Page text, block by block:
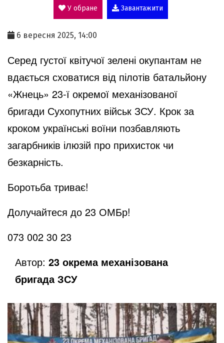
a
y
V
i
У обране Завантажити
6 вересня 2025, 14:00
Серед густої квітучої зелені окупантам не
вдається сховатися від пілотів батальйону
«Жнець» 23-ї окремої механізованої
бригади Сухопутних військ ЗСУ. Крок за
кроком українські воїни позбавляють
загарбників ілюзій про прихисток чи
безкарність.
Боротьба триває!
Долучайтеся до 23 ОМБр!
073 002 30 23
Автор: 23 окрема механізована
бригада ЗСУ